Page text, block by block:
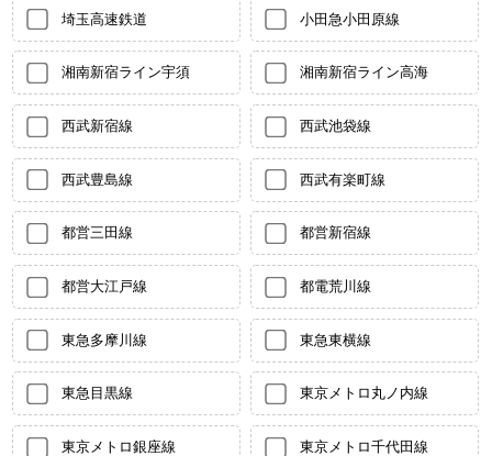
埼玉高速鉄道 小田急小田原線
湘南新宿ライン宇須 湘南新宿ライン高海
西武新宿線 西武池袋線
西武豊島線 西武有楽町線
都営三田線 都営新宿線
都営大江戸線 都電荒川線
東急多摩川線 東急東横線
東急目黒線 東京メトロ丸ノ内線
東京メトロ銀座線 東京メトロ千代田線